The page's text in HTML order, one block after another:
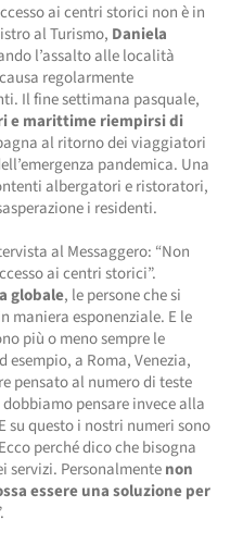
ai centri storici non è in
al Turismo, Daniela
l’assalto alle località
regolarmente
Il fine settimana pasquale,
e marittime riempirsi di
al ritorno dei viaggiatori
pandemica. Una
albergatori e ristoratori,
i residenti.
al Messaggero: “Non
ai centri storici”.
globale, le persone che si
maniera esponenziale. E le
più o meno sempre le
esempio, a Roma, Venezia,
pensato al numero di teste
pensare invece alla
su questo i nostri numeri sono
perché dico che bisogna
servizi. Personalmentenon
essere una soluzione per